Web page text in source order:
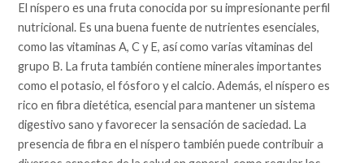
El níspero es una fruta conocida por su impresionante perfil
nutricional. Es una buena fuente de nutrientes esenciales,
como las vitaminas A, C y E, así como varias vitaminas del
grupo B. La fruta también contiene minerales importantes
como el potasio, el fósforo y el calcio. Además, el níspero es
rico en fibra dietética, esencial para mantener un sistema
digestivo sano y favorecer la sensación de saciedad. La
presencia de fibra en el níspero también puede contribuir a